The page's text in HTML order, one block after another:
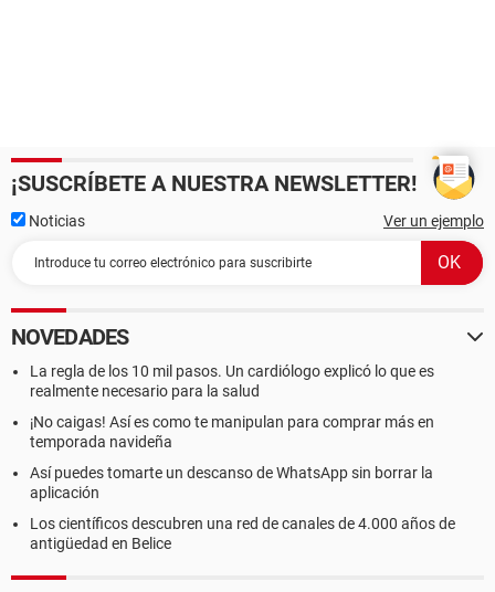
¡SUSCRÍBETE A NUESTRA NEWSLETTER!
Noticias Ver un ejemplo
NOVEDADES
La regla de los 10 mil pasos. Un cardiólogo explicó lo que es
realmente necesario para la salud
¡No caigas! Así es como te manipulan para comprar más en
temporada navideña
Así puedes tomarte un descanso de WhatsApp sin borrar la
aplicación
Los científicos descubren una red de canales de 4.000 años de
antigüedad en Belice